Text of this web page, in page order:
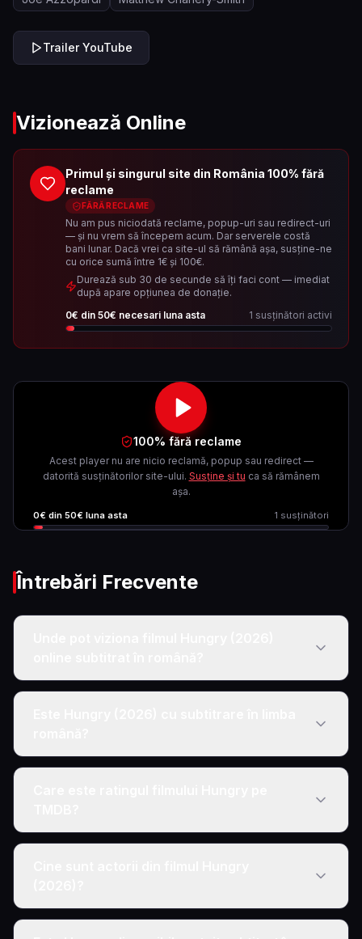
Trailer YouTube
Vizionează Online
Primul și singurul site din România 100% fără
reclame
FĂRĂ RECLAME
Nu am pus niciodată reclame, popup-uri sau redirect-uri
— și nu vrem să începem acum. Dar serverele costă
bani lunar. Dacă vrei ca site-ul să rămână așa, susține-ne
cu orice sumă între 1€ și 100€.
Durează sub 30 de secunde să îți faci cont — imediat
după apare opțiunea de donație.
0€ din 50€ necesari luna asta 1 susținători activi
100% fără reclame
Acest player nu are nicio reclamă, popup sau redirect —
datorită susținătorilor site-ului. Susține și tu ca să rămânem
așa.
0€ din 50€ luna asta 1 susținători
Întrebări Frecvente